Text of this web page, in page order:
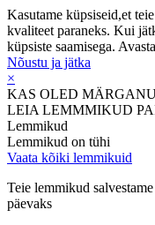
Kasutame küpsiseid,et
kvaliteet paraneks. Kui
küpsiste saamisega.
Nõustu ja jätka
×
KAS OLED
LEIA LEMMMIKUD
Lemmikud
Lemmikud on tühi
Vaata kõiki lemmikuid
Teie lemmikud
päevaks